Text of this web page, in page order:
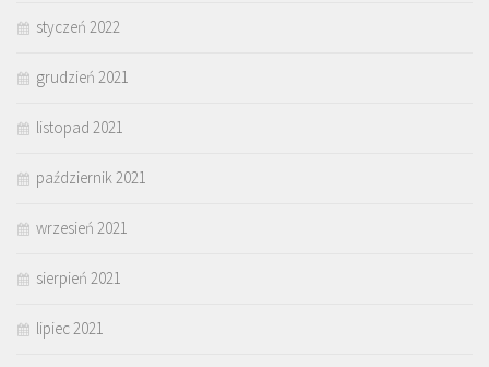
styczeń 2022
grudzień 2021
listopad 2021
październik 2021
wrzesień 2021
sierpień 2021
lipiec 2021